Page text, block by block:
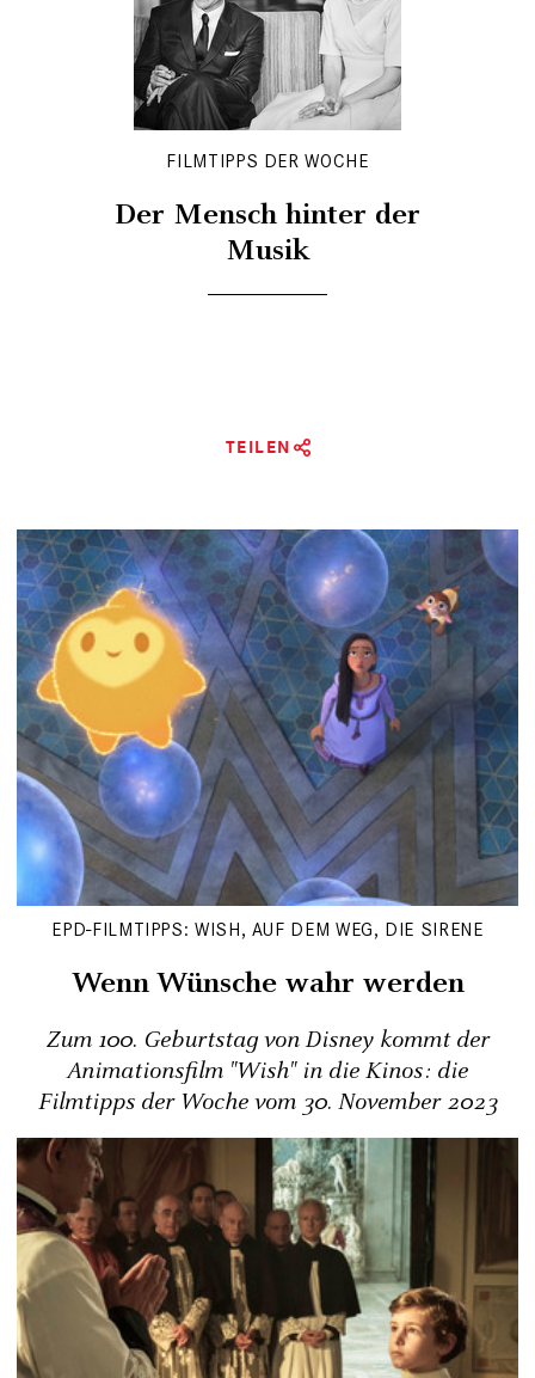
FILMTIPPS DER WOCHE
Der Mensch hinter der
Musik
TEILEN
EPD-FILMTIPPS: WISH, AUF DEM WEG, DIE SIRENE
Wenn Wünsche wahr werden
Zum 100. Geburtstag von Disney kommt der
Animationsfilm "Wish" in die Kinos: die
Filmtipps der Woche vom 30. November 2023